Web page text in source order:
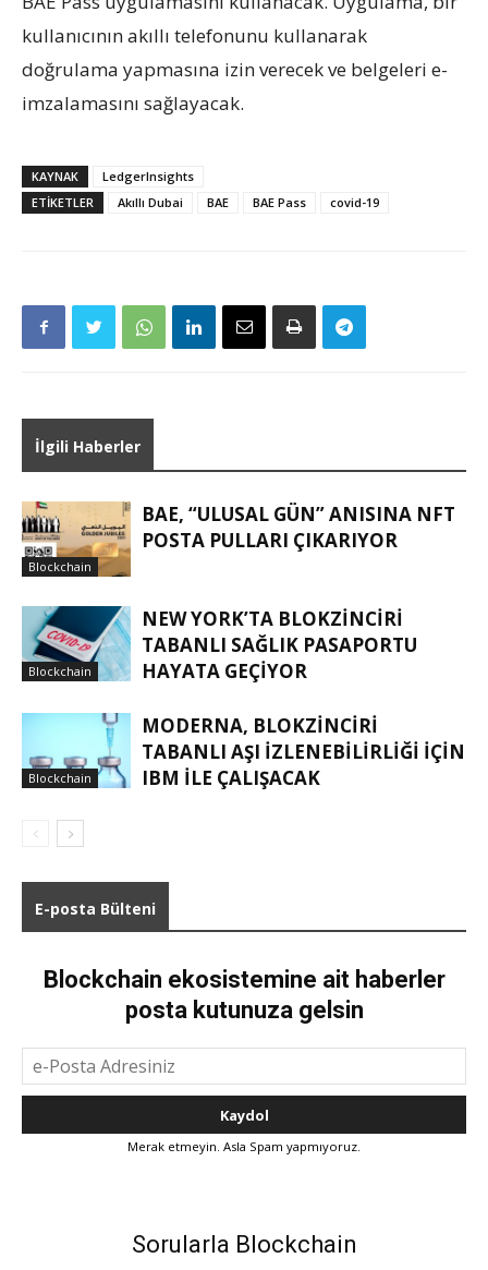
kullanıcının akıllı telefonunu kullanarak
doğrulama yapmasına izin verecek ve belgeleri e-
imzalamasını sağlayacak.
KAYNAK
LedgerInsights
ETIKETLER
Akıllı Dubai BAE BAE Pass covid-19
İlgili Haberler
Blockchain
BAE, “ULUSAL GÜN” ANISINA NFT
POSTA PULLARI ÇIKARIYOR
Blockchain
NEW YORK’TA BLOKZINCIRI
TABANLI SAĞLIK PASAPORTU
HAYATA GEÇIYOR
Blockchain
MODERNA, BLOKZINCIRI
TABANLI AŞI IZLENEBILIRLIĞI IÇIN
IBM ILE ÇALIŞACAK
E-posta Bülteni
Blockchain ekosistemine ait haberler
posta kutunuza gelsin
Merak etmeyin. Asla Spam yapmıyoruz.
Sorularla Blockchain